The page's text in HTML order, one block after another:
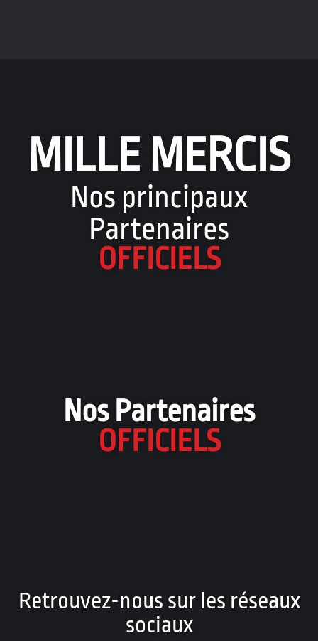
MILLE MERCIS
Nos principaux
Partenaires
OFFICIELS
Nos Partenaires
OFFICIELS
Retrouvez-nous sur les réseaux
sociaux